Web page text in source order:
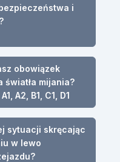
i
obowiązek
światła mijania?
A2, B1, C1, D1
sytuacji skręcając
w lewo